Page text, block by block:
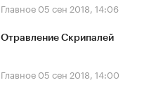
Главное 05 сен 2018, 14:06
Отравление Скрипалей
Главное 05 сен 2018, 14:00